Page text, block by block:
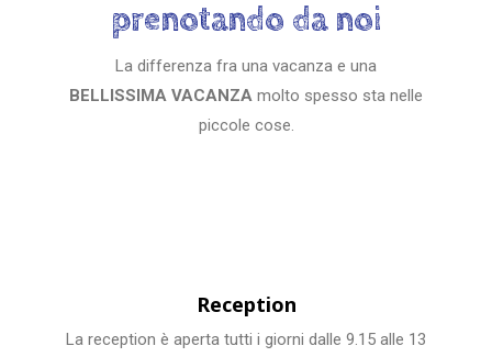
prenotando da noi
La differenza fra una vacanza e una
BELLISSIMA VACANZA molto spesso sta nelle
piccole cose.
Reception
La reception è aperta tutti i giorni dalle 9.15 alle 13